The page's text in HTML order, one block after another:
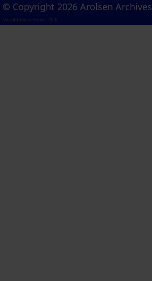
© Copyright 2026 Arolsen Archives
Visual Library Server 2026